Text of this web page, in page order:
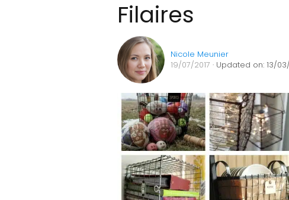
Filaires
Nicole Meunier
19/07/2017 · Updated on: 13/